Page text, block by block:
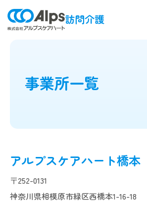
訪問介護
事業所一覧
アルプスケアハート橋本
〒252-0131
神奈川県相模原市緑区西橋本1-16-18